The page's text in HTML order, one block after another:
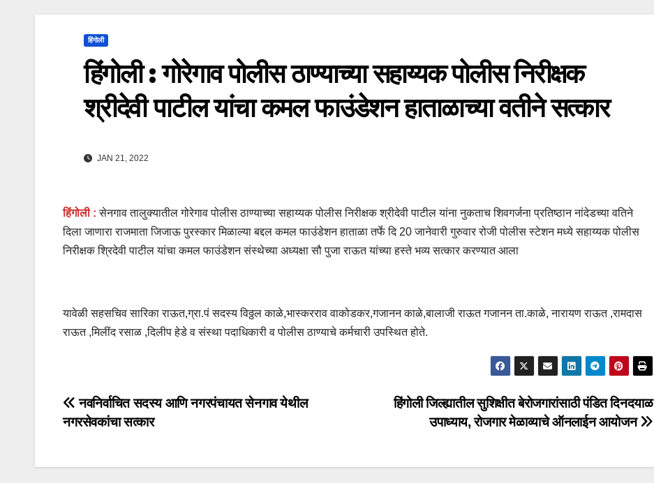
हिंगोली
हिंगोली : गोरेगाव पोलीस ठाण्याच्या सहाय्यक पोलीस निरीक्षक
श्रीदेवी पाटील यांचा कमल फाउंडेशन हाताळाच्या वतीने सत्कार
JAN 21, 2022
हिंगोली :सेनगाव तालुक्यातील गोरेगाव पोलीस ठाण्याच्या सहाय्यक पोलीस निरीक्षक श्रीदेवी पाटील यांना नुकताच शिवगर्जना प्रतिष्ठान नांदेडच्या वतिने
दिला जाणारा राजमाता जिजाऊ पुरस्कार मिळाल्या बद्दल कमल फाउंडेशन हाताळा तर्फे दि 20 जानेवारी गुरुवार रोजी पोलीस स्टेशन मध्ये सहाय्यक पोलीस
निरीक्षक श्रिदेवी पाटील यांचा कमल फाउंडेशन संस्थेच्या अध्यक्षा सौ पुजा राऊत यांच्या हस्ते भव्य सत्कार करण्यात आला
यावेळी सहसचिव सारिका राऊत,ग्रा.पं सदस्य विठ्ठल काळे,भास्करराव वाकोडकर,गजानन काळे,बालाजी राऊत गजानन ता.काळे, नारायण राऊत ,रामदास
राऊत ,मिलींद रसाळ ,दिलीप हेडे व संस्था पदाधिकारी व पोलीस ठाण्याचे कर्मचारी उपस्थित होते.
हिंगोली जिल्ह्यातील सुशिक्षीत बेरोजगारांसाठी पंडित दिनदयाळ
उपाध्याय, रोजगार मेळाव्याचे ऑनलाईन आयोजन
नवनिर्वाचित सदस्य आणि नगरपंचायत सेनगाव येथील
नगरसेवकांचा सत्कार